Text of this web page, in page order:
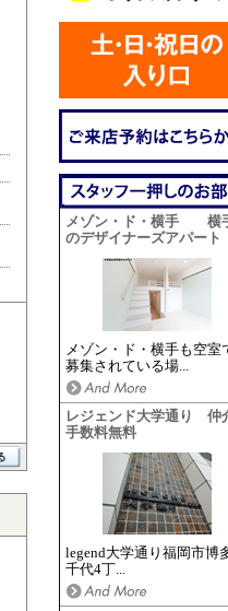
メゾン・ド・横手 横
のデザイナーズアパート
メゾン・ド・横手も空室
募集されている場...
レジェンド大学通り 仲
手数料無料
legend大学通り福岡市博
千代4丁...